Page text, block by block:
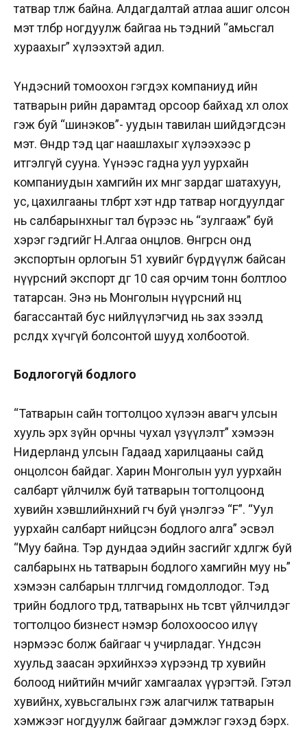
татвар төлж байна. Алдагдалтай атлаа ашиг олсон
мэт төлбөр ногдуулж байгаа нь тэдний “амьсгал
хураахыг” хүлээхтэй адил.
Үндэсний томоохон гэгдэх компаниуд ийн
татварын өрийн дарамтад орсоор байхад хөлөө олох
гэж буй “шинэков”- уудын тавилан шийдэгдсэн
мэт. Өнөөдөр тэд цаг наашлахыг хүлээхээс өөр
итгэлгүй сууна. Үүнээс гадна уул уурхайн
компаниудын хамгийн их мөнгө зардаг шатахуун,
ус, цахилгааны төлбөрт хэт өндөр татвар ногдуулдаг
нь салбарынхныг тал бүрээс нь “зулгааж” буй
хэрэг гэдгийг Н.Алгаа онцлов. Өнгөрсөн онд
экспортын орлогын 51 хувийг бүрдүүлж байсан
нүүрсний экспорт өдгөө 10 сая орчим тонн болтлоо
татарсан. Энэ нь Монголын нүүрсний нөөц
багассантай бус нийлүүлэгчид нь зах зээлд
өрсөлдөх хүчгүй болсонтой шууд холбоотой.
Бодлогогүй бодлого
“Татварын сайн тогтолцоо хүлээн авагч улсын
хууль эрх зүйн орчны чухал үзүүлэлт” хэмээн
Нидерланд улсын Гадаад харилцааны сайд
онцолсон байдаг. Харин Монголын уул уурхайн
салбарт үйлчилж буй татварын тогтолцоонд
хувийн хэвшлийнхний өгч буй үнэлгээ “F”. “Уул
уурхайн салбарт нийцсэн бодлого алга” эсвэл
“Муу байна. Тэр дундаа эдийн засгийг хөдөлгөж буй
салбарынх нь татварын бодлого хамгийн муу нь”
хэмээн салбарын төлөөлөгчид гомдоллодог. Тэд
төрийн бодлого төрдөө, татварынх нь төсөвтөө үйлчилдэг
тогтолцоо бизнест нэмэр болохоосоо илүү
нэрмээс болж байгааг ч учирладаг. Үндсэн
хуульд заасан эрхийнхээ хүрээнд төр хувийн
болоод нийтийн өмчийг хамгаалах үүрэгтэй. Гэтэл
хувийнх, хувьсгалынх гэж алагчилж татварын
хэмжээг ногдуулж байгааг дэмжлэг гэхэд бэрх.